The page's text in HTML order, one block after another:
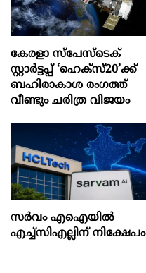
കേരളാ സ്പേസ്ടെക്
സ്റ്റാർട്ടപ്പ് ‘ഹെക്സ്20’ക്ക്
ബഹിരാകാശ രംഗത്ത്
വീണ്ടും ചരിത്ര വിജയം
സർവം എഐയിൽ
എച്ച്സിഎല്ലിന് നിക്ഷേപം